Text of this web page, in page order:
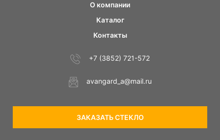
О компании
Каталог
Контакты
+7 (3852) 721-572
avangard_a@mail.ru
ЗАКАЗАТЬ СТЕКЛО